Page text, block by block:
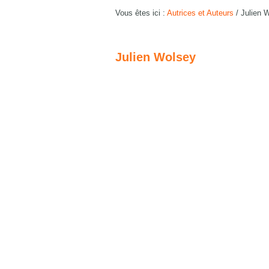
Vous êtes ici : Autrices et Auteurs / Julien
Julien Wolsey